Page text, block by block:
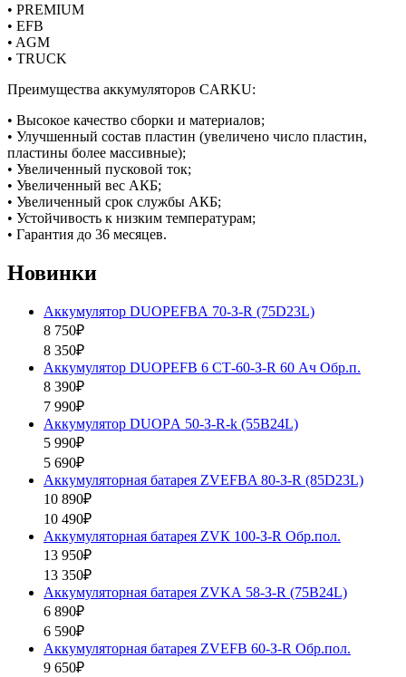
• PREMIUM
• EFB
• AGM
• TRUCK
Преимущества аккумуляторов CARKU:
• Высокое качество сборки и материалов;
• Улучшенный состав пластин (увеличено число пластин,
пластины более массивные);
• Увеличенный пусковой ток;
• Увеличенный вес АКБ;
• Увеличенный срок службы АКБ;
• Устойчивость к низким температурам;
• Гарантия до 36 месяцев.
Новинки
Аккумулятор DUOPEFBА 70-З-R (75D23L)
8 750₽
8 350₽
Аккумулятор DUOPEFB 6 СТ-60-З-R 60 Ач Обр.п.
8 390₽
7 990₽
Аккумулятор DUOPА 50-З-R-k (55B24L)
5 990₽
5 690₽
Аккумуляторная батарея ZVEFBA 80-З-R (85D23L)
10 890₽
10 490₽
Аккумуляторная батарея ZVК 100-З-R Обр.пол.
13 950₽
13 350₽
Аккумуляторная батарея ZVKА 58-З-R (75B24L)
6 890₽
6 590₽
Аккумуляторная батарея ZVEFB 60-З-R Обр.пол.
9 650₽